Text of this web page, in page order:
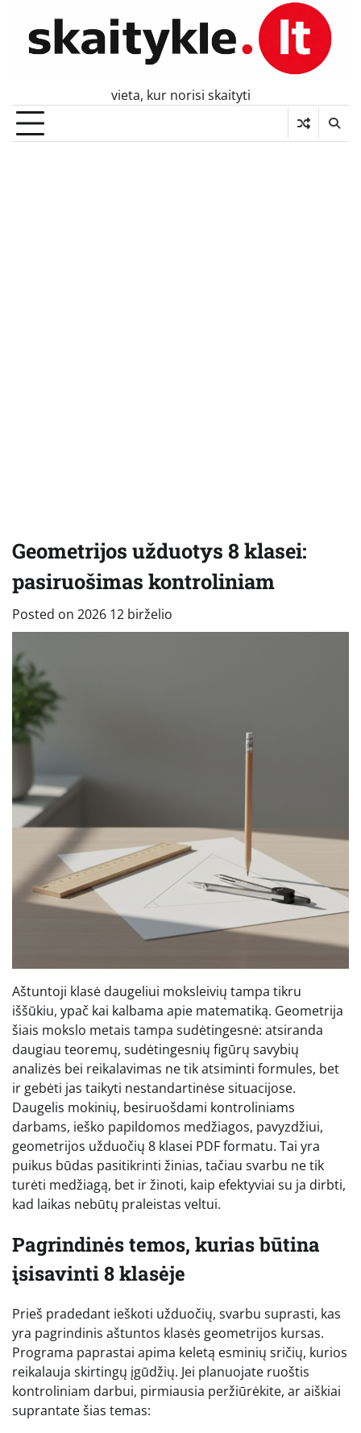
content
vieta, kur norisi skaityti
Geometrijos užduotys 8 klasei:
pasiruošimas kontroliniam
Posted on 2026 12 birželio
Aštuntoji klasė daugeliui moksleivių tampa tikru
iššūkiu, ypač kai kalbama apie matematiką. Geometrija
šiais mokslo metais tampa sudėtingesnė: atsiranda
daugiau teoremų, sudėtingesnių figūrų savybių
analizės bei reikalavimas ne tik atsiminti formules, bet
ir gebėti jas taikyti nestandartinėse situacijose.
Daugelis mokinių, besiruošdami kontroliniams
darbams, ieško papildomos medžiagos, pavyzdžiui,
geometrijos užduočių 8 klasei PDF formatu. Tai yra
puikus būdas pasitikrinti žinias, tačiau svarbu ne tik
turėti medžiagą, bet ir žinoti, kaip efektyviai su ja dirbti,
kad laikas nebūtų praleistas veltui.
Pagrindinės temos, kurias būtina
įsisavinti 8 klasėje
Prieš pradedant ieškoti užduočių, svarbu suprasti, kas
yra pagrindinis aštuntos klasės geometrijos kursas.
Programa paprastai apima keletą esminių sričių, kurios
reikalauja skirtingų įgūdžių. Jei planuojate ruoštis
kontroliniam darbui, pirmiausia peržiūrėkite, ar aiškiai
suprantate šias temas: